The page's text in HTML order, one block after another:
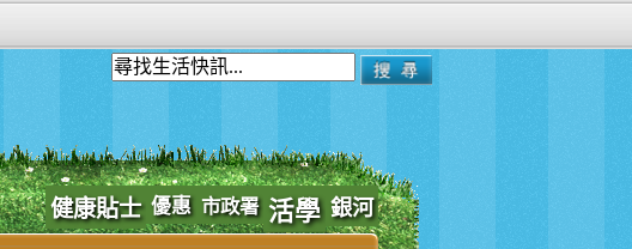
健康貼士 優惠 市政署 活學 銀河